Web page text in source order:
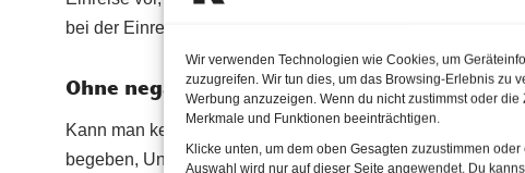
Wir verwenden Technologien wie Cookies, um
zuzugreifen. Wir tun dies, um das Browsing-Erlebnis zu
Werbung anzuzeigen. Wenn du nicht zustimmst oder
Merkmale und Funktionen beeinträchtigen.
Klicke unten, um dem oben Gesagten zuzustimmen
Auswahl wird nur auf dieser Seite angewendet. Du
bei der Einreise gefragt bzw. kontrolliert wurde, was im
Ohne negativen Corona Test gilt
Kann man keinen Corona Test bei der Einreise vorweisen,
begeben, Und sie haben innerhalb von 48 Stunden dafür